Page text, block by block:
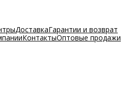
ДоставкаГарантии и возврат
КонтактыОптовые продажи